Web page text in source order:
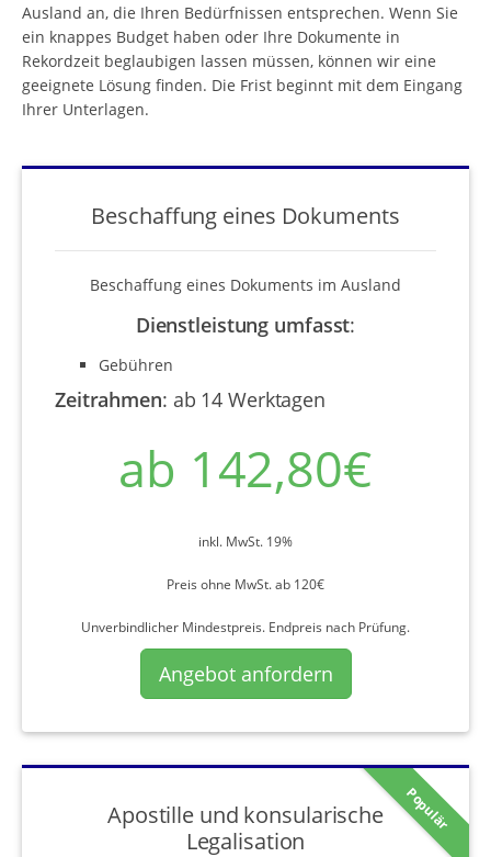
Ausland an, die Ihren Bedürfnissen entsprechen. Wenn Sie
ein knappes Budget haben oder Ihre Dokumente in
Rekordzeit beglaubigen lassen müssen, können wir eine
geeignete Lösung finden. Die Frist beginnt mit dem Eingang
Ihrer Unterlagen.
Beschaffung eines Dokuments
Beschaffung eines Dokuments im Ausland
Dienstleistung umfasst:
Gebühren
Zeitrahmen: ab 14 Werktagen
ab 142,80€
inkl. MwSt. 19%
Preis ohne MwSt. ab 120€
Unverbindlicher Mindestpreis. Endpreis nach Prüfung.
Angebot anfordern
Populär
Apostille und konsularische
Legalisation